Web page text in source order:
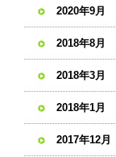
2020年9月
2018年8月
2018年3月
2018年1月
2017年12月